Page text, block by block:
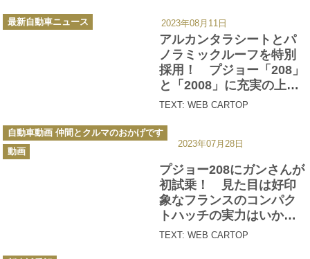
ン」を200台限定発売
アルカンタラシートとパ
ノラミックルーフを特別
採用！ プジョー「208」
と「2008」に充実の上質
装備が自慢の「プレミア
TEXT: WEB CARTOP
カ
テ
最新自動車ニュース 2023年08月11日
プジョー208にガンさんが
初試乗！ 見た目は好印
象なフランスのコンパク
トハッチの実力はいか
に？ 黒沢元治✕石田貴臣
TEXT: WEB CARTOP
カ
テ
ゴ
リ
ー
自動車動画 仲間とクルマのおかげです
動画
2023年07月28日